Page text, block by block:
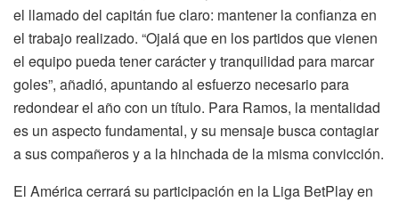
el llamado del capitán fue claro: mantener la confianza en
el trabajo realizado. “Ojalá que en los partidos que vienen
el equipo pueda tener carácter y tranquilidad para marcar
goles”, añadió, apuntando al esfuerzo necesario para
redondear el año con un título. Para Ramos, la mentalidad
es un aspecto fundamental, y su mensaje busca contagiar
a sus compañeros y a la hinchada de la misma convicción.
El América cerrará su participación en la Liga BetPlay en